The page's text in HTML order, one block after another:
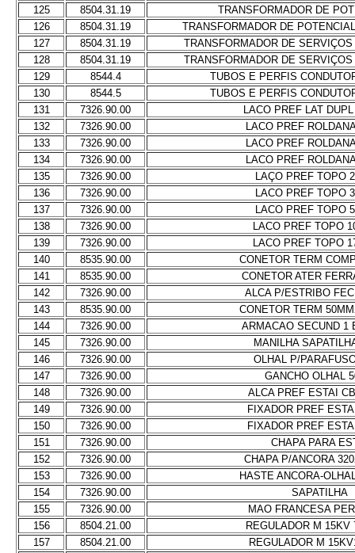
125
8504.31.19
TRANSFORMADOR DE
126
8504.31.19
TRANSFORMADOR DE
127
8504.31.19
TRANSFORMADOR DE
128
8504.31.19
TRANSFORMADOR DE
129
8544.4
TUBOS E PERFIS
130
8544.5
TUBOS E PERFIS
131
7326.90.00
LACO PREF LAT
132
7326.90.00
LACO PREF
133
7326.90.00
LACO PREF
134
7326.90.00
LACO PREF
135
7326.90.00
LAÇO PREF TOPO
136
7326.90.00
LACO PREF TOPO
137
7326.90.00
LACO PREF TOPO
138
7326.90.00
LACO PREF TOPO
139
7326.90.00
LACO PREF TOPO
140
8535.90.00
CONETOR TERM
141
8535.90.00
CONETOR ATER
142
7326.90.00
ALCA P/ESTRIBO
143
8535.90.00
CONETOR TERM
144
7326.90.00
ARMACAO SECUND 1
145
7326.90.00
MANILHA
146
7326.90.00
OLHAL P/
147
7326.90.00
GANCHO OLHAL
148
7326.90.00
ALCA PREF ESTAI
149
7326.90.00
FIXADOR PREF
150
7326.90.00
FIXADOR PREF
151
7326.90.00
CHAPA PARA
152
7326.90.00
CHAPA P/ANCORA
153
7326.90.00
HASTE ANCORA-
154
7326.90.00
SAPATILHA
155
7326.90.00
MAO FRANCESA
156
8504.21.00
REGULADOR M 15KV
157
8504.21.00
REGULADOR M